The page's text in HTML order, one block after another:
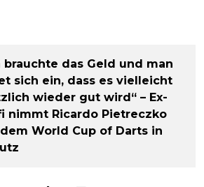
brauchte das Geld und man
sich ein, dass es vielleicht
wieder gut wird“ – Ex-
nimmt Ricardo Pietreczko
World Cup of Darts in